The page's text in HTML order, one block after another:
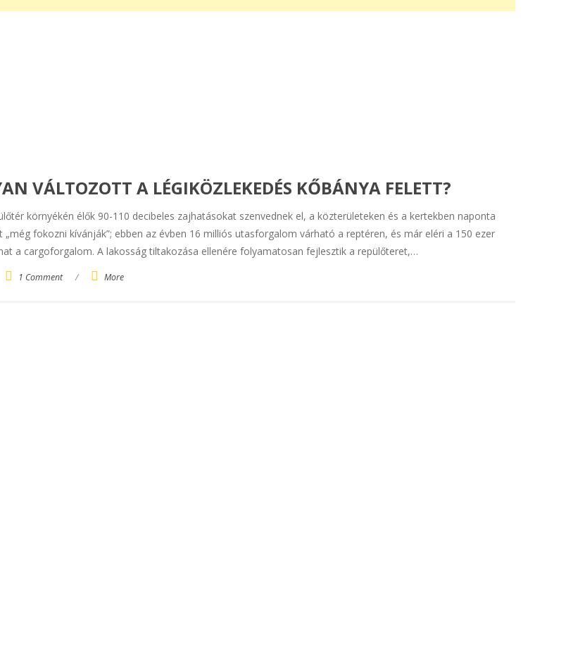
VÁLTOZOTT A LÉGIKÖZLEKEDÉS KŐBÁNYA FELETT?
környékén élők 90-110 decibeles zajhatásokat szenvednek el, a közterületeken és a kertekben naponta
„még fokozni kívánják”; ebben az évben 16 milliós utasforgalom várható a reptéren, és már eléri a 150 ezer
a cargoforgalom. A lakosság tiltakozása ellenére folyamatosan fejlesztik a repülőteret,…
1 Comment / More